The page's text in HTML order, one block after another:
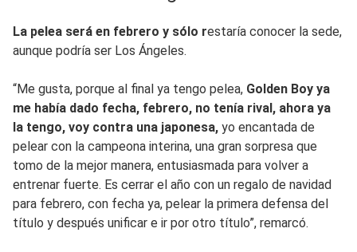
La pelea será en febrero y sólo restaría conocer la sede,
aunque podría ser Los Ángeles.
“Me gusta, porque al final ya tengo pelea, Golden Boy ya
me había dado fecha, febrero, no tenía rival, ahora ya
la tengo, voy contra una japonesa, yo encantada de
pelear con la campeona interina, una gran sorpresa que
tomo de la mejor manera, entusiasmada para volver a
entrenar fuerte. Es cerrar el año con un regalo de navidad
para febrero, con fecha ya, pelear la primera defensa del
título y después unificar e ir por otro título”, remarcó.